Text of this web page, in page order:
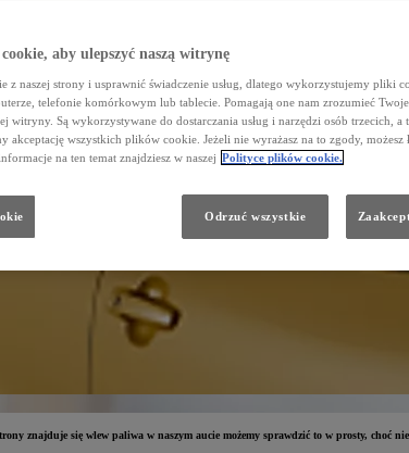
znajduje się wlew paliwa w naszym aucie możemy sprawdzić to w prosty, choć
aby ulepszyć naszą witrynę
z naszej strony i usprawnić świadczenie usług, dlatego wykorzystujemy pliki
telefonie komórkowym lub tablecie. Pomagają one nam zrozumieć
witryny. Są wykorzystywane do dostarczania usług i narzędzi osób trzecich, a
akceptację wszystkich plików cookie. Jeżeli nie wyrażasz na to zgody, możesz
na ten temat znajdziesz w naszej Polityce plików cookie.
Odrzuć wszystkie